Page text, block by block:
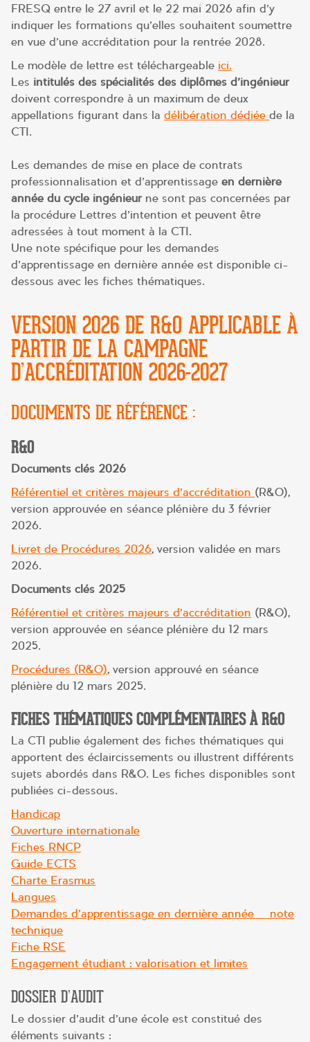
FRESQ entre le 27 avril et le 22 mai 2026 afin d’y
indiquer les formations qu’elles souhaitent soumettre
en vue d’une accréditation pour la rentrée 2028.
Le modèle de lettre est téléchargeable ici.
Les intitulés des spécialités des diplômes d’ingénieur
doivent correspondre à un maximum de deux
appellations figurant dans la délibération dédiée de la
CTI.
Les demandes de mise en place de contrats
professionnalisation et d’apprentissage en dernière
année du cycle ingénieurne sont pas concernées par
la procédure Lettres d’intention et peuvent être
adressées à tout moment à la CTI.
Une note spécifique pour les demandes
d’apprentissage en dernière année est disponible ci-
dessous avec les fiches thématiques.
VERSION 2026 DE R&O APPLICABLE À
PARTIR DE LA CAMPAGNE
D’ACCRÉDITATION 2026-2027
DOCUMENTS DE RÉFÉRENCE :
R&O
Documents clés 2026
Référentiel et critères majeurs d’accréditation (R&O),
version approuvée en séance plénière du 3 février
2026.
Livret de Procédures 2026, version validée en mars
2026.
Documents clés 2025
Référentiel et critères majeurs d’accréditation (R&O),
version approuvée en séance plénière du 12 mars
2025.
Procédures (R&O), version approuvé en séance
plénière du 12 mars 2025.
FICHES THÉMATIQUES COMPLÉMENTAIRES À R&O
La CTI publie également des fiches thématiques qui
apportent des éclaircissements ou illustrent différents
sujets abordés dans R&O. Les fiches disponibles sont
publiées ci-dessous.
Handicap
Ouverture internationale
Fiches RNCP
Guide ECTS
Charte Erasmus
Langues
Demandes d’apprentissage en dernière année – note
technique
Fiche RSE
Engagement étudiant : valorisation et limites
DOSSIER D’AUDIT
Le dossier d’audit d’une école est constitué des
éléments suivants :